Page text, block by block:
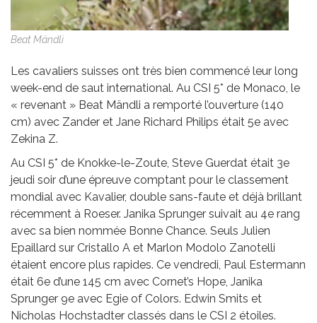
Beat Mändli
Les cavaliers suisses ont très bien commencé leur long
week-end de saut international. Au CSI 5* de Monaco, le
« revenant » Beat Mändli a remporté l’ouverture (140
cm) avec Zander et Jane Richard Philips était 5e avec
Zekina Z.
Au CSI 5* de Knokke-le-Zoute, Steve Guerdat était 3e
jeudi soir d’une épreuve comptant pour le classement
mondial avec Kavalier, double sans-faute et déjà brillant
récemment à Roeser. Janika Sprunger suivait au 4e rang
avec sa bien nommée Bonne Chance. Seuls Julien
Epaillard sur Cristallo A et Marlon Modolo Zanotelli
étaient encore plus rapides. Ce vendredi, Paul Estermann
était 6e d’une 145 cm avec Cornet’s Hope, Janika
Sprunger 9e avec Egie of Colors. Edwin Smits et
Nicholas Hochstadter classés dans le CSI 2 étoiles.